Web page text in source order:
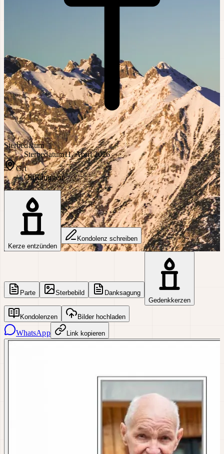
Sterbedatum
Sterbedatum11. April 2026
Ort
OrtRanggen
Kerze entzünden
Kondolenz schreiben
Parte Sterbebild
Danksagung
Gedenkkerzen
Kondolenzen Bilder hochladen
WhatsApp Link kopieren